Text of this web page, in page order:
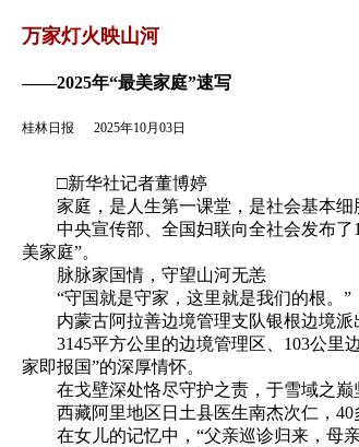
万家灯火映山河
——2025年“最美家庭”速写
桂林日报 2025年10月03日
□新华社记者董博婷
家庭，是人生第一课堂，是社会基本细
中央宣传部、全国妇联向全社会发布了
美家庭”。
脉脉家国情，守望山河无恙
“守国就是守家，这里就是我们的根。”
内蒙古阿拉善边境管理支队银根边境派
3145平方公里的边境管理区、103公里边
家即报国”的深厚情怀。
在戈壁深处恪尽守护之责，于雪域之巅
西藏阿里地区日土县医生南杰次仁，40
在女儿的记忆中，“父亲巡诊归来，母亲